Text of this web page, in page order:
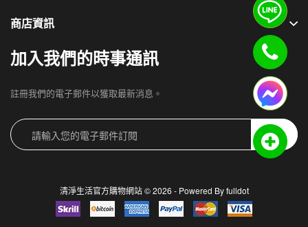
商店資訊
加入我們的時事通訊
註冊我們的電子郵件以獲取最新消息。
訂閱
清淨生活官方購物網站 © 2026 - Powered Byfulldot